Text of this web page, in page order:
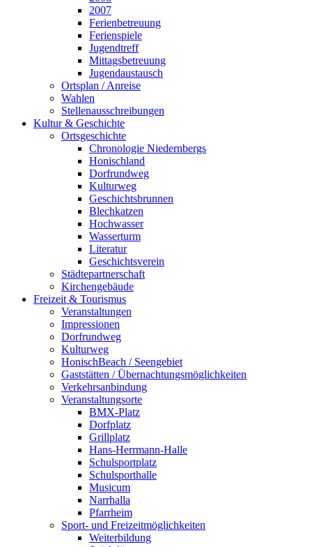
2007
Ferienbetreuung
Ferienspiele
Jugendtreff
Mittagsbetreuung
Jugendaustausch
Ortsplan / Anreise
Wahlen
Stellenausschreibungen
Kultur & Geschichte
Ortsgeschichte
Chronologie Niedernbergs
Honischland
Dorfrundweg
Kulturweg
Geschichtsbrunnen
Blechkatzen
Hochwasser
Wasserturm
Literatur
Geschichtsverein
Städtepartnerschaft
Kirchengebäude
Freizeit & Tourismus
Veranstaltungen
Impressionen
Dorfrundweg
Kulturweg
HonischBeach / Seengebiet
Gaststätten / Übernachtungsmöglichkeiten
Verkehrsanbindung
Veranstaltungsorte
BMX-Platz
Dorfplatz
Grillplatz
Hans-Herrmann-Halle
Schulsportplatz
Schulsporthalle
Musicum
Narrhalla
Pfarrheim
Sport- und Freizeitmöglichkeiten
Weiterbildung